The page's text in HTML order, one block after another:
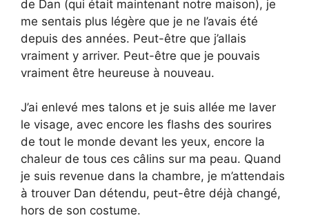
de Dan (qui était maintenant notre maison), je
me sentais plus légère que je ne l’avais été
depuis des années. Peut-être que j’allais
vraiment y arriver. Peut-être que je pouvais
vraiment être heureuse à nouveau.
J’ai enlevé mes talons et je suis allée me laver
le visage, avec encore les flashs des sourires
de tout le monde devant les yeux, encore la
chaleur de tous ces câlins sur ma peau. Quand
je suis revenue dans la chambre, je m’attendais
à trouver Dan détendu, peut-être déjà changé,
hors de son costume.